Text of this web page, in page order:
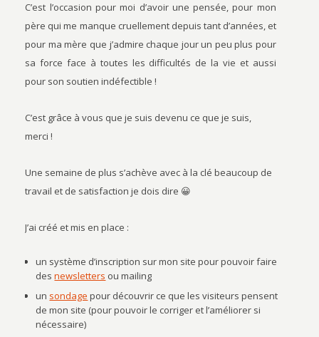
C’est l’occasion pour moi d’avoir une pensée, pour mon
père qui me manque cruellement depuis tant d’années, et
pour ma mère que j’admire chaque jour un peu plus pour
sa force face à toutes les difficultés de la vie et aussi
pour son soutien indéfectible !
C’est grâce à vous que je suis devenu ce que je suis,
merci !
Une semaine de plus s’achève avec à la clé beaucoup de
travail et de satisfaction je dois dire 😀
J’ai créé et mis en place :
un système d’inscription sur mon site pour pouvoir faire
desnewsletters ou mailing
un sondage pour découvrir ce que les visiteurs pensent
de mon site (pour pouvoir le corriger et l’améliorer si
nécessaire)